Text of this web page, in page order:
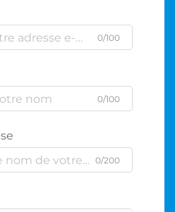
0/100
0/100
0/200